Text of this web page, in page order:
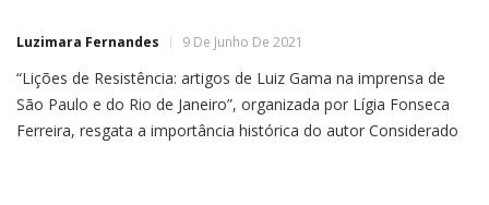
Luzimara Fernandes 9 De Junho De 2021
“Lições de Resistência: artigos de Luiz Gama na imprensa de
São Paulo e do Rio de Janeiro”, organizada por Lígia Fonseca
Ferreira, resgata a importância histórica do autor Considerado